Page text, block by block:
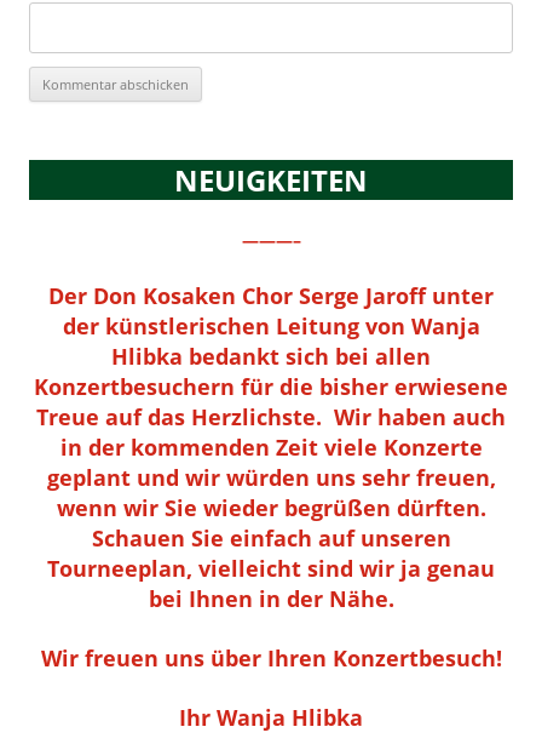
NEUIGKEITEN
———–
Der Don Kosaken Chor Serge Jaroff unter
der künstlerischen Leitung von Wanja
Hlibka bedankt sich bei allen
Konzertbesuchern für die bisher erwiesene
Treue auf das Herzlichste. Wir haben auch
in der kommenden Zeit viele Konzerte
geplant und wir würden uns sehr freuen,
wenn wir Sie wieder begrüßen dürften.
Schauen Sie einfach auf unseren
Tourneeplan, vielleicht sind wir ja genau
bei Ihnen in der Nähe.
Wir freuen uns über Ihren Konzertbesuch!
Ihr Wanja Hlibka